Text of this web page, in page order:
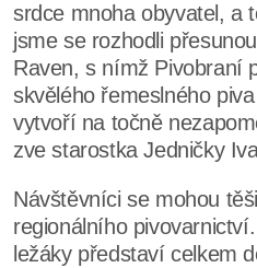
srdce mnoha obyvatel, a
jsme se rozhodli
Raven, s nímž Pivobraní
skvělého řemeslného
vytvoří na točně
zve starostka Jedničky
Návštěvníci se mohou
regionálního
ležáky představí celkem